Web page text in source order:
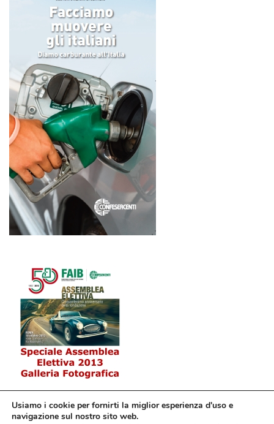
Usiamo i cookie per fornirti la miglior esperienza d'uso e
navigazione sul nostro sito web.